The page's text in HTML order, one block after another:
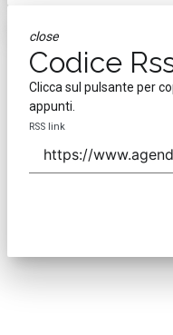
close
Codice
Clicca sul pulsante per
appunti.
RSS link